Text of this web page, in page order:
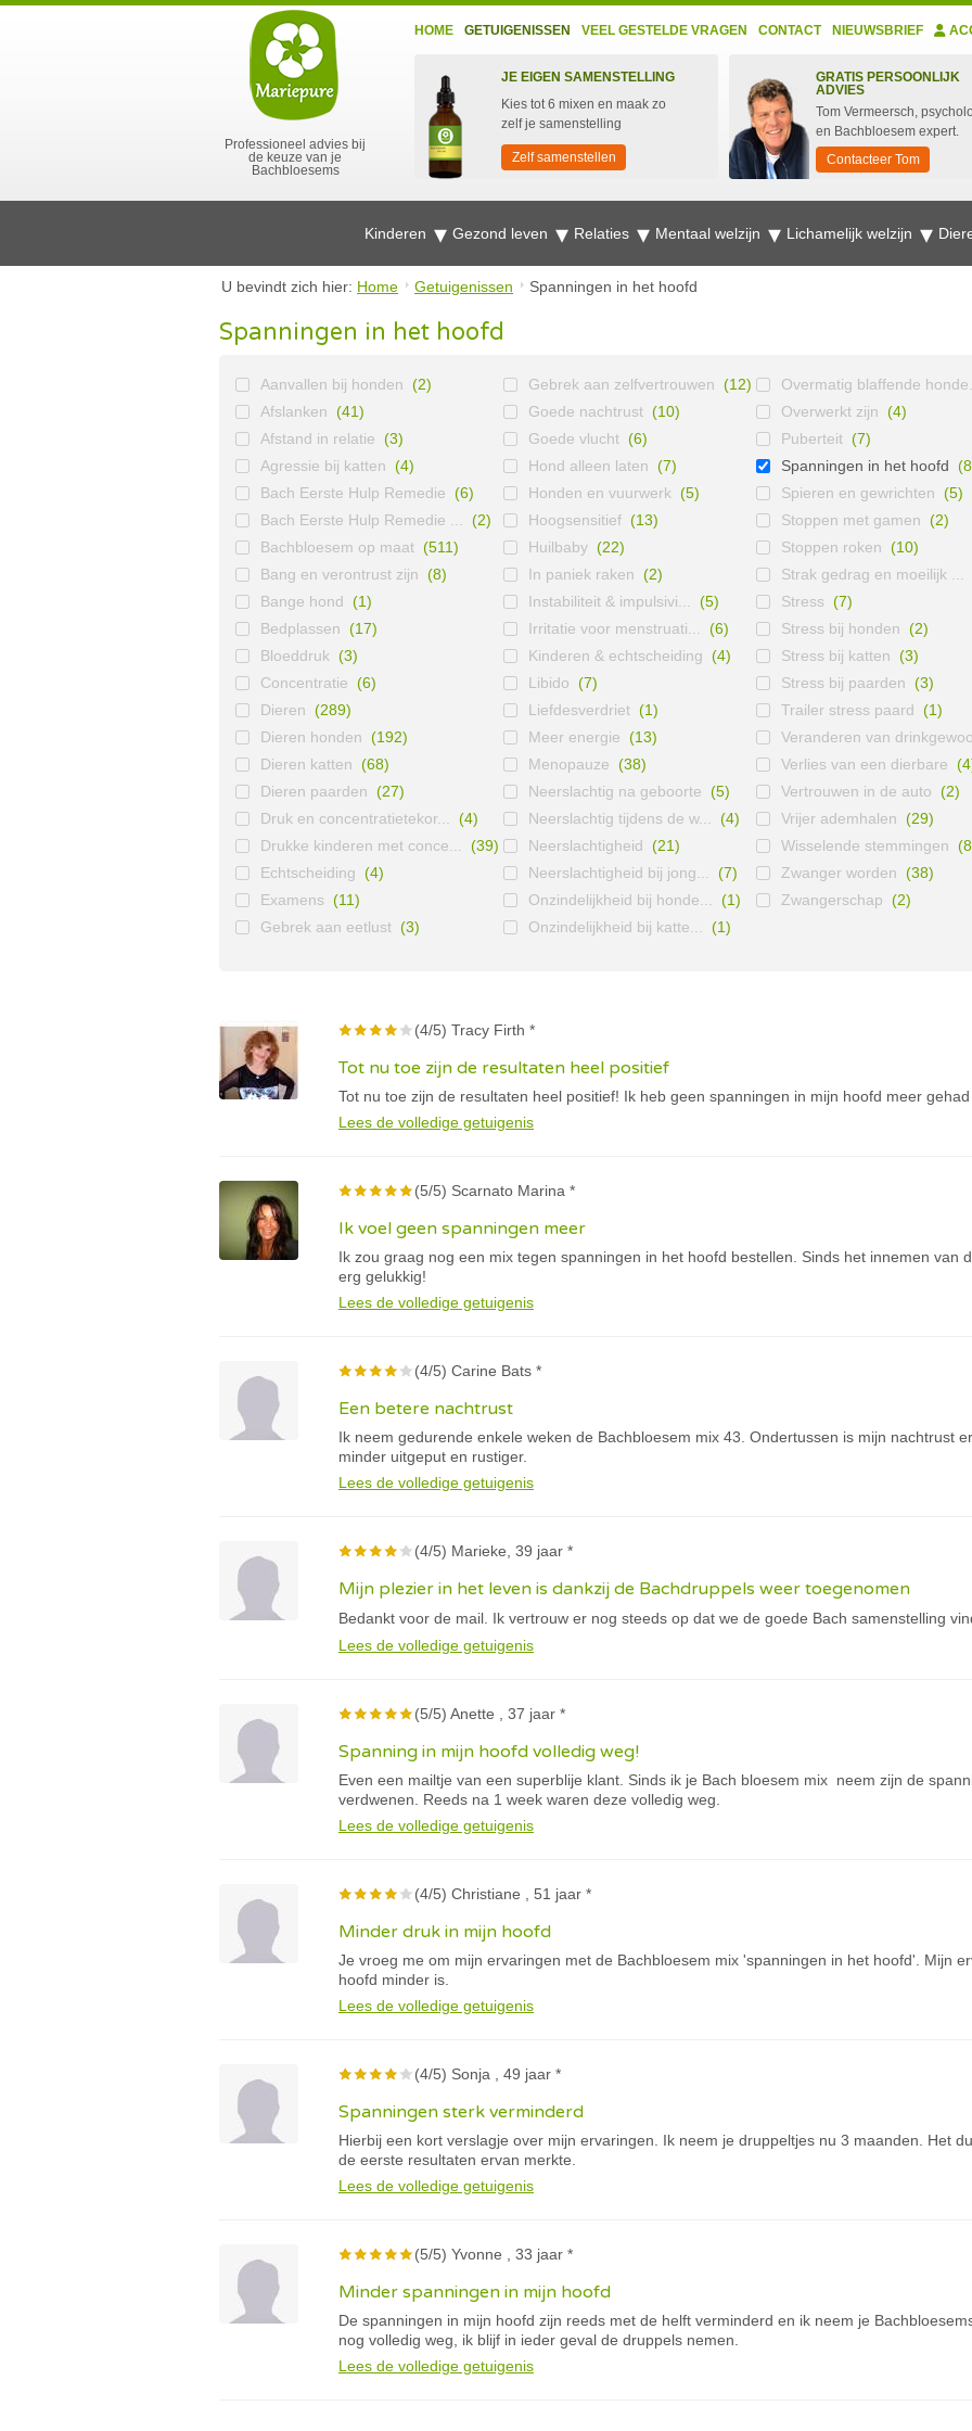
Professioneel advies bij
de keuze van je
Bachbloesems
HOME GETUIGENISSEN VEEL GESTELDE VRAGEN CONTACT NIEUWSBRIEF
JE EIGEN SAMENSTELLING
Kies tot 6 mixen en maak zo
zelf je samenstelling
Zelf samenstellen
GRATIS PERSOONLIJK
ADVIES
Tom Vermeersch,
en Bachbloesem expert.
Contacteer Tom
Kinderen Gezond leven Relaties Mentaal welzijn Lichamelijk welzijn
U bevindt zich hier: Home Getuigenissen Spanningen in het hoofd
Spanningen in het hoofd
Aanvallen bij honden (2)
Afslanken (41)
Afstand in relatie (3)
Agressie bij katten (4)
Bach Eerste Hulp Remedie (6)
Bach Eerste Hulp Remedie ...
(2)
Bachbloesem op maat (511)
Bang en verontrust zijn (8)
Bange hond (1)
Bedplassen (17)
Bloeddruk (3)
Concentratie (6)
Dieren (289)
Dieren honden (192)
Dieren katten (68)
Dieren paarden (27)
Druk en concentratietekor...
(4)
Drukke kinderen met conce...
(39)
Echtscheiding (4)
Examens (11)
Gebrek aan eetlust (3)
Gebrek aan zelfvertrouwen (12)
Goede nachtrust (10)
Goede vlucht (6)
Hond alleen laten (7)
Honden en vuurwerk (5)
Hoogsensitief (13)
Huilbaby (22)
In paniek raken (2)
Instabiliteit & impulsivi...
(5)
Irritatie voor menstruati...
(6)
Kinderen & echtscheiding (4)
Libido (7)
Liefdesverdriet (1)
Meer energie (13)
Menopauze (38)
Neerslachtig na geboorte (5)
Neerslachtig tijdens de w...
(4)
Neerslachtigheid (21)
Neerslachtigheid bij jong...
(7)
Onzindelijkheid bij honde...
(1)
Onzindelijkheid bij katte...
(1)
Overmatig blaffende honde...
Overwerkt zijn (4)
Puberteit (7)
Spanningen in het hoofd
Spieren en gewrichten (5)
Stoppen met gamen (2)
Stoppen roken (10)
Strak gedrag en moeilijk ...
Stress (7)
Stress bij honden (2)
Stress bij katten (3)
Stress bij paarden (3)
Trailer stress paard (1)
Veranderen van
Verlies van een dierbare
Vertrouwen in de auto (2)
Vrijer ademhalen (29)
Wisselende stemmingen
Zwanger worden (38)
Zwangerschap (2)
(4/5) Tracy Firth *
Tot nu toe zijn de resultaten heel positief
Tot nu toe zijn de resultaten heel positief! Ik heb geen spanningen in mijn hoofd meer
Lees de volledige getuigenis
(5/5) Scarnato Marina *
Ik voel geen spanningen meer
Ik zou graag nog een mix tegen spanningen in het hoofd bestellen. Sinds het innemen van
erg gelukkig!
Lees de volledige getuigenis
(4/5) Carine Bats *
Een betere nachtrust
Ik neem gedurende enkele weken de Bachbloesem mix 43. Ondertussen is mijn nachtrust
minder uitgeput en rustiger.
Lees de volledige getuigenis
(4/5) Marieke, 39 jaar *
Mijn plezier in het leven is dankzij de Bachdruppels weer toegenomen
Bedankt voor de mail. Ik vertrouw er nog steeds op dat we de goede Bach samenstelling
Lees de volledige getuigenis
(5/5) Anette , 37 jaar *
Spanning in mijn hoofd volledig weg!
Even een mailtje van een superblije klant. Sinds ik je Bach bloesem mix neem zijn de
verdwenen. Reeds na 1 week waren deze volledig weg.
Lees de volledige getuigenis
(4/5) Christiane , 51 jaar *
Minder druk in mijn hoofd
Je vroeg me om mijn ervaringen met de Bachbloesem mix 'spanningen in het hoofd'. Mijn
hoofd minder is.
Lees de volledige getuigenis
(4/5) Sonja , 49 jaar *
Spanningen sterk verminderd
Hierbij een kort verslagje over mijn ervaringen. Ik neem je druppeltjes nu 3 maanden. Het
de eerste resultaten ervan merkte.
Lees de volledige getuigenis
(5/5) Yvonne , 33 jaar *
Minder spanningen in mijn hoofd
De spanningen in mijn hoofd zijn reeds met de helft verminderd en ik neem je
nog volledig weg, ik blijf in ieder geval de druppels nemen.
Lees de volledige getuigenis